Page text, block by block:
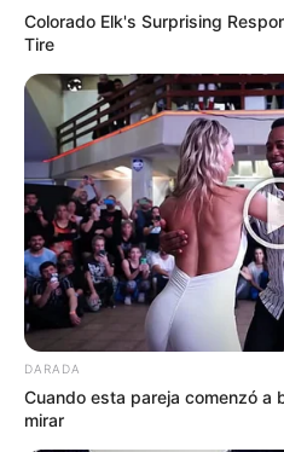
Colorado Elk's Surprising
Tire
DARADA
Cuando esta pareja comenzó a
mirar